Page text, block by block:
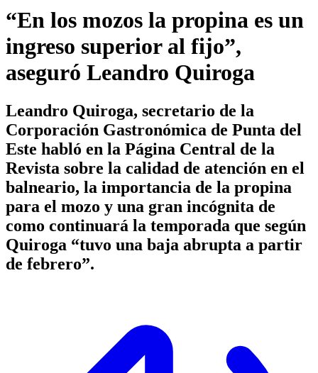
“En los mozos la propina es un
ingreso superior al fijo”,
aseguró Leandro Quiroga
Leandro Quiroga, secretario de la
Corporación Gastronómica de Punta del
Este habló en la Página Central de la
Revista sobre la calidad de atención en el
balneario, la importancia de la propina
para el mozo y una gran incógnita de
como continuará la temporada que según
Quiroga “tuvo una baja abrupta a partir
de febrero”.